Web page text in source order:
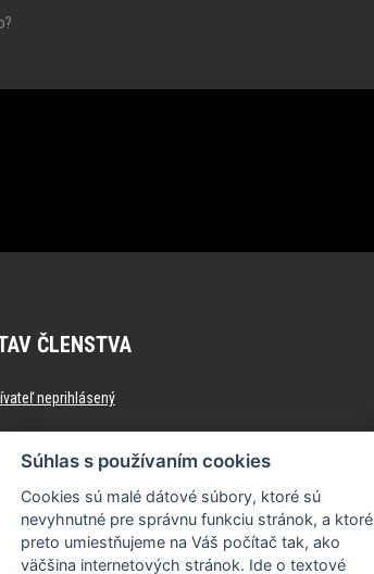
ČLENSTVA
neprihlásený
otázky (FAQ)
Súhlas s používaním cookies
Cookies sú malé dátové súbory, ktoré sú
nevyhnutné pre správnu funkciu stránok, a ktoré
preto umiestňujeme na Váš počítač tak, ako
väčšina internetových stránok. Ide o textové